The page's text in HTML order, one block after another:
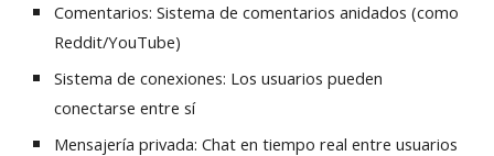
Comentarios: Sistema de comentarios anidados (como
Reddit/YouTube)
Sistema de conexiones: Los usuarios pueden
conectarse entre sí
Mensajería privada: Chat en tiempo real entre usuarios